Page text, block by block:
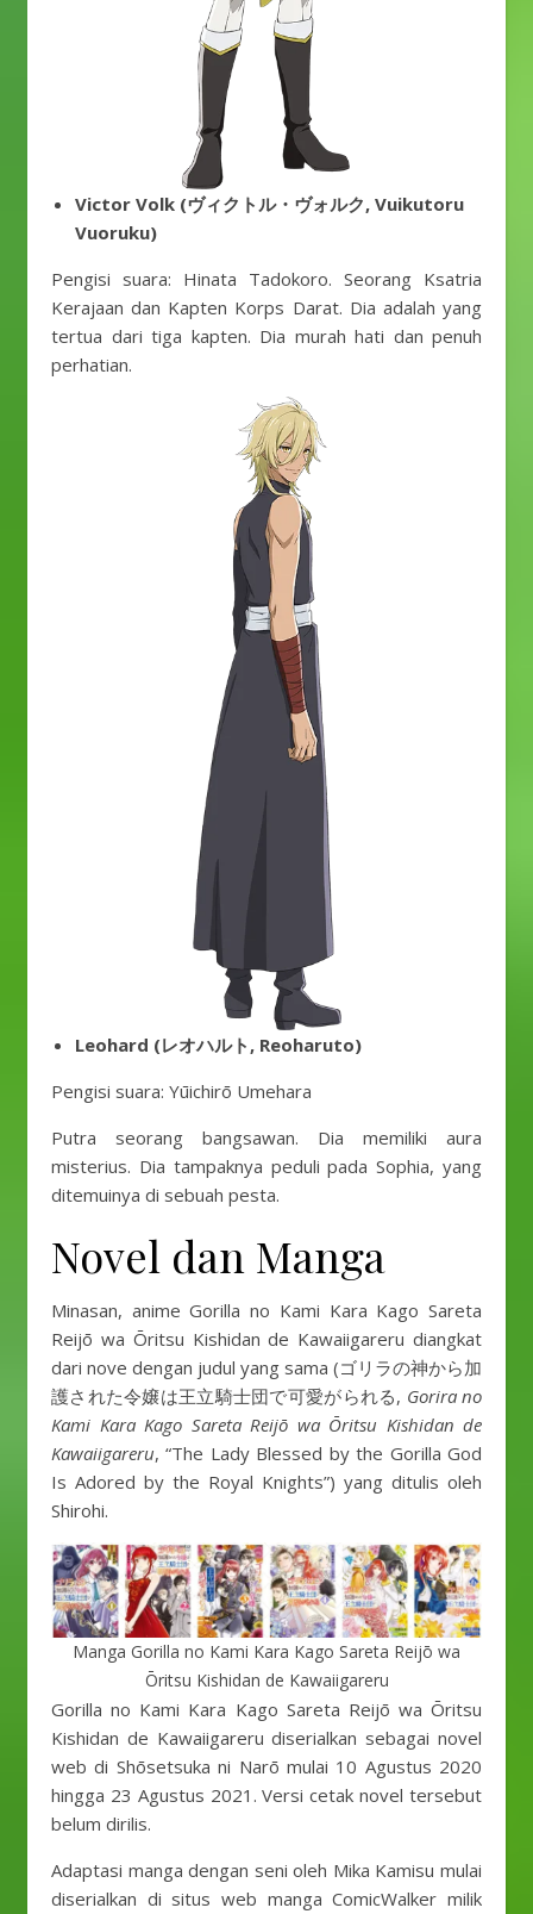
Victor Volk (ヴィクトル・ヴォルク, Vuikutoru
Vuoruku)
Pengisi suara: Hinata Tadokoro. Seorang Ksatria
Kerajaan dan Kapten Korps Darat. Dia adalah yang
tertua dari tiga kapten. Dia murah hati dan penuh
perhatian.
Leohard (レオハルト, Reoharuto)
Pengisi suara: Yūichirō Umehara
Putra seorang bangsawan. Dia memiliki aura
misterius. Dia tampaknya peduli pada Sophia, yang
ditemuinya di sebuah pesta.
Novel dan Manga
Minasan, anime Gorilla no Kami Kara Kago Sareta
Reijō wa Ōritsu Kishidan de Kawaiigareru diangkat
dari nove dengan judul yang sama (ゴリラの神から加
護された令嬢は王立騎士団で可愛がられる, Gorira no
Kami Kara Kago Sareta Reijō wa Ōritsu Kishidan de
Kawaiigareru, “The Lady Blessed by the Gorilla God
Is Adored by the Royal Knights”) yang ditulis oleh
Shirohi.
Manga Gorilla no Kami Kara Kago Sareta Reijō wa
Ōritsu Kishidan de Kawaiigareru
Gorilla no Kami Kara Kago Sareta Reijō wa Ōritsu
Kishidan de Kawaiigareru diserialkan sebagai novel
web di Shōsetsuka ni Narō mulai 10 Agustus 2020
hingga 23 Agustus 2021. Versi cetak novel tersebut
belum dirilis.
Adaptasi manga dengan seni oleh Mika Kamisu mulai
diserialkan di situs web manga ComicWalker milik